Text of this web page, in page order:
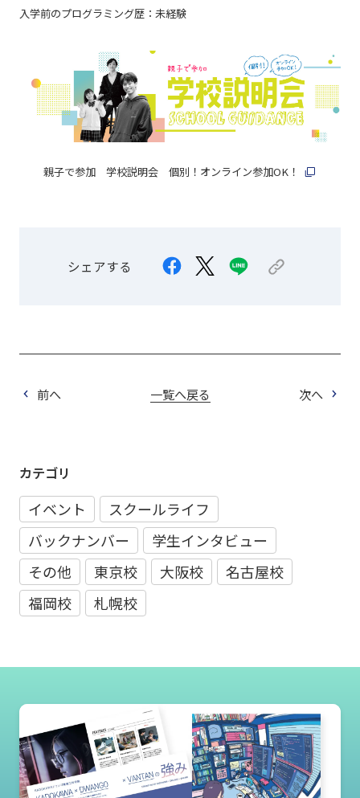
入学前のプログラミング歴：未経験
親子で参加 学校説明会 個別！オンライン参加OK！
シェアする
前へ 一覧へ戻る 次へ
カテゴリ
イベント
スクールライフ
バックナンバー
学生インタビュー
その他
東京校 大阪校
名古屋校
福岡校
札幌校